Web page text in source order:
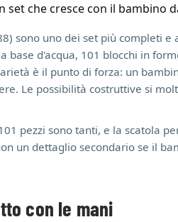
set che cresce con il bambino
sono uno dei set più completi
base d'acqua, 101 blocchi in
è il punto di forza: un
Le possibilità costruttive si
pezzi sono tanti, e la scatola
un dettaglio secondario se il
con le mani